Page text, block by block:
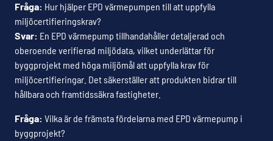
Fråga: Hur hjälper EPD värmepumpen till att uppfylla
miljöcertifieringskrav?
Svar: En EPD värmepump tillhandahåller detaljerad och
oberoende verifierad miljödata, vilket underlättar för
byggprojekt med höga miljömål att uppfylla krav för
miljöcertifieringar. Det säkerställer att produkten bidrar till
hållbara och framtidssäkra fastigheter.
Fråga: Vilka är de främsta fördelarna med EPD värmepump i
byggprojekt?